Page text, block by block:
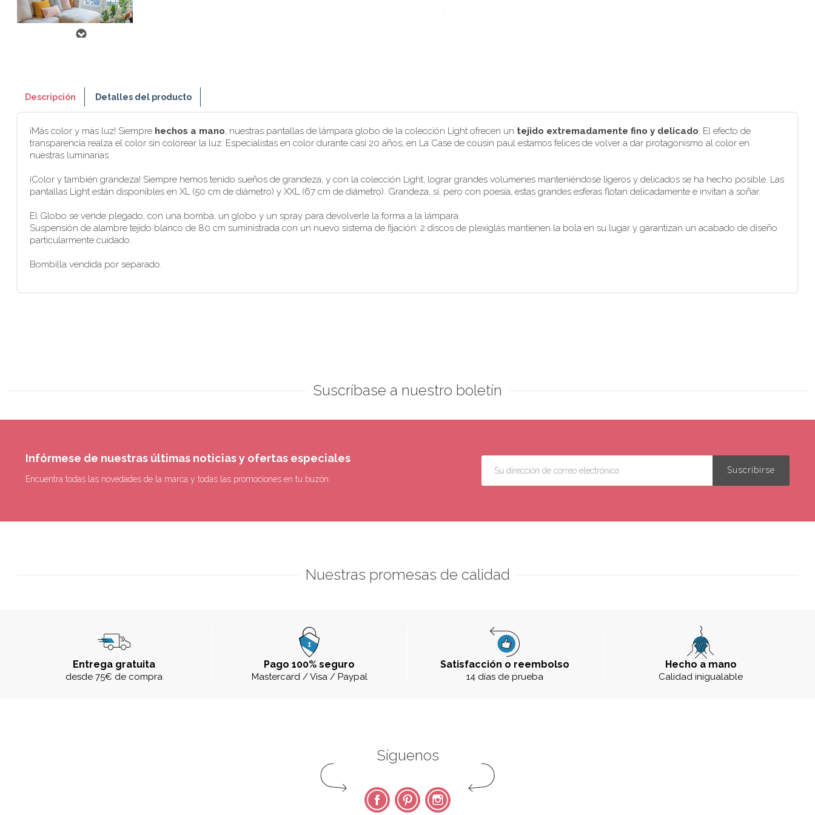
Descripción Detalles del producto
¡Más color y más luz! Siempre hechos a mano, nuestras pantallas de lámpara globo de la colección Light ofrecen un tejido extremadamente fino y delicado. El efecto de
transparencia realza el color sin colorear la luz. Especialistas en color durante casi 20 años, en La Case de cousin paul estamos felices de volver a dar protagonismo al color en
nuestras luminarias.
¡Color y también grandeza! Siempre hemos tenido sueños de grandeza, y con la colección Light, lograr grandes volúmenes manteniéndose ligeros y delicados se ha hecho posible. Las
pantallas Light están disponibles en XL (50 cm de diámetro) y XXL (67 cm de diámetro). Grandeza, sí, pero con poesía, estas grandes esferas flotan delicadamente e invitan a soñar.
El Globo se vende plegado, con una bomba, un globo y un spray para devolverle la forma a la lámpara.
Suspensión de alambre tejido blanco de 80 cm suministrada con un nuevo sistema de fijación: 2 discos de plexiglás mantienen la bola en su lugar y garantizan un acabado de diseño
particularmente cuidado.
Bombilla vendida por separado.
Suscríbase a nuestro boletín
Infórmese de nuestras últimas noticias y ofertas especiales
Encuentra todas las novedades de la marca y todas las promociones en tu buzón.
Nuestras promesas de calidad
Entrega gratuita
desde 75€ de compra
Pago 100% seguro
Mastercard / Visa / Paypal
Satisfacción o reembolso
14 días de prueba
Hecho a mano
Calidad inigualable
Síguenos
FacebookPinterest Instagram